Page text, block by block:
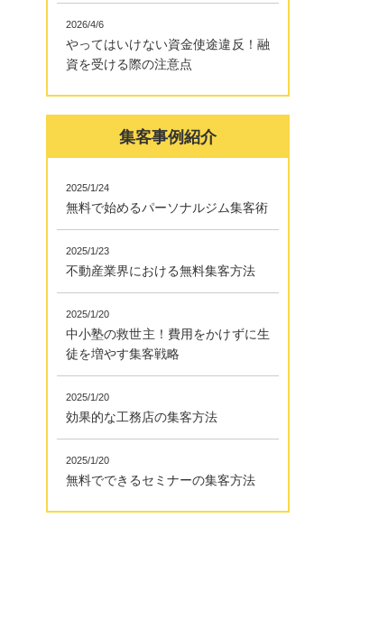
2026/4/6
やってはいけない資金使途違反！融
資を受ける際の注意点
集客事例紹介
2025/1/24
無料で始めるパーソナルジム集客術
2025/1/23
不動産業界における無料集客方法
2025/1/20
中小塾の救世主！費用をかけずに生
徒を増やす集客戦略
2025/1/20
効果的な工務店の集客方法
2025/1/20
無料でできるセミナーの集客方法